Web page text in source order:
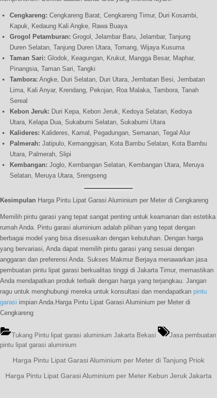
Cengkareng: Cengkareng Barat, Cengkareng Timur, Duri Kosambi,
Kapuk, Kedaung Kali Angke, Rawa Buaya
Grogol Petamburan: Grogol, Jelambar Baru, Jelambar, Tanjung
Duren Selatan, Tanjung Duren Utara, Tomang, Wijaya Kusuma
Taman Sari: Glodok, Keagungan, Krukut, Mangga Besar, Maphar,
Pinangsia, Taman Sari, Tangki
Tambora: Angke, Duri Selatan, Duri Utara, Jembatan Besi, Jembatan
Lima, Kali Anyar, Krendang, Pekojan, Roa Malaka, Tambora, Tanah
Sereal
Kebon Jeruk: Duri Kepa, Kebon Jeruk, Kedoya Selatan, Kedoya
Utara, Kelapa Dua, Sukabumi Selatan, Sukabumi Utara
Kalideres: Kalideres, Kamal, Pegadungan, Semanan, Tegal Alur
Palmerah: Jatipulo, Kemanggisan, Kota Bambu Selatan, Kota Bambu
Utara, Palmerah, Slipi
Kembangan: Joglo, Kembangan Selatan, Kembangan Utara, Meruya
Selatan, Meruya Utara, Srengseng
Kesimpulan Harga Pintu Lipat Garasi Aluminium per Meter di Cengkareng
Memilih pintu garasi yang tepat sangat penting untuk keamanan dan estetika
rumah Anda. Pintu garasi aluminium adalah pilihan yang tepat dengan
berbagai model yang bisa disesuaikan dengan kebutuhan. Dengan harga
yang bervariasi, Anda dapat memilih pintu garasi yang sesuai dengan
anggaran dan preferensi Anda. Sukses Makmur Berjaya menawarkan jasa
pembuatan pintu lipat garasi berkualitas tinggi di Jakarta Timur, memastikan
Anda mendapatkan produk terbaik dengan harga yang terjangkau. Jangan
ragu untuk menghubungi mereka untuk konsultasi dan mendapatkan pintu
garasi impian Anda.Harga Pintu Lipat Garasi Aluminium per Meter di
Cengkareng
Tukang Pintu lipat garasi aluminium Jakarta Bekasi
Tags:
Jasa pembuatan
pintu lipat garasi aluminium
Navigasi
pos
Previous
Harga Pintu Lipat Garasi Aluminium per Meter di Tanjung Priok
Next
Harga Pintu Lipat Garasi Aluminium per Meter Kebun Jeruk Jakarta